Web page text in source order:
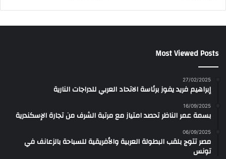
Most Viewed Posts
27/02/2025
إبراهيم فريد يفوز برئاسة الاتحاد العربي للدراجات النارية
16/09/2025
بسمة عمر الناظر تحصد امتياز مع مرتبة الشرف من تجارة الإسكندرية
06/09/2025
مصر تتوج بلقب البطولة العربية والأفريقية للسباحة بالزعانف في
تونس